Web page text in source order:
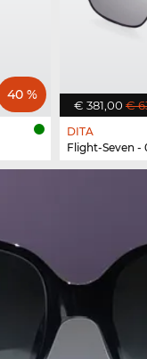
40 %
€ 381,00 €
DITA
Flight-Seven -